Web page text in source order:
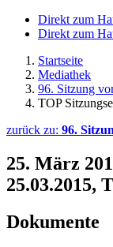
Direkt zum
Direkt zum
Startseite
Mediathek
96. Sitzung
TOP
zurück zu: 96.
25. März
25.03.2015,
Dokumente